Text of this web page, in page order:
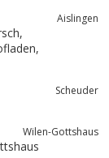
Aislingen
Scheuder
Wilen-Gottshaus